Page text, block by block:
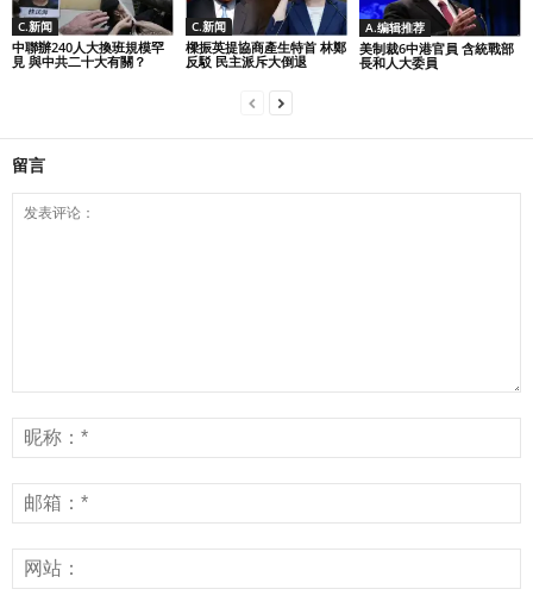
C.新闻
中聯辦240人大換班規模罕
見 與中共二十大有關？
C.新闻
樑振英提協商產生特首 林鄭
反駁 民主派斥大倒退
A.编辑推荐
美制裁6中港官員 含統戰部
長和人大委員
留言